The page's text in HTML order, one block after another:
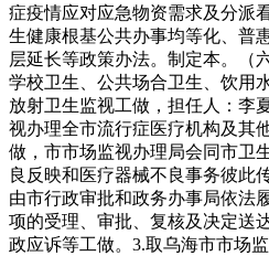
症疫情应对应急物资需求及分派
生健康根基公共办事均等化、普
层延长等政策办法。制定本。（
学校卫生、公共场合卫生、饮用
放射卫生监视工做，担任人：李
视办理全市流行症医疗机构及其
做，市市场监视办理局会同市卫
良反映和医疗器械不良事务彼此
由市行政审批和政务办事局依法
项的受理、审批、复核及决定送
政应诉等工做。3.取乌海市市场